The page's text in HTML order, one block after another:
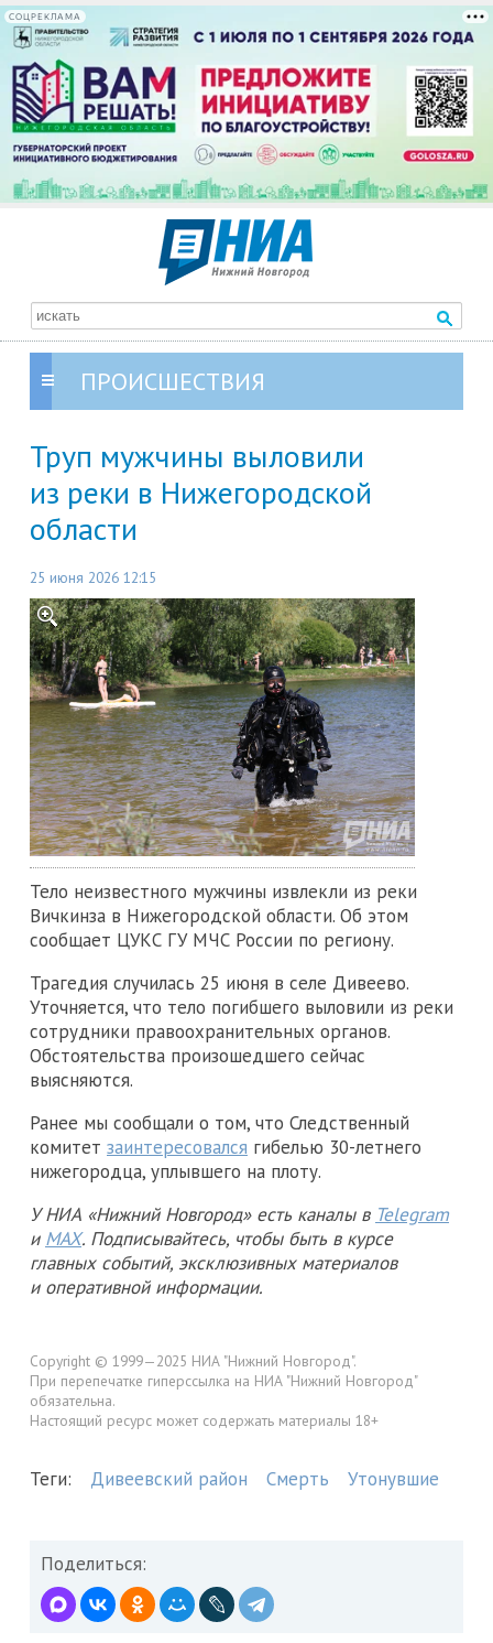
СОЦРЕКЛАМА
ПРОИСШЕСТВИЯ
Труп мужчины выловили
из реки в Нижегородской
области
25 июня 2026 12:15
Тело неизвестного мужчины извлекли из реки
Вичкинза в Нижегородской области. Об этом
сообщает ЦУКС ГУ МЧС России по региону.
Трагедия случилась 25 июня в селе Дивеево.
Уточняется, что тело погибшего выловили из реки
сотрудники правоохранительных органов.
Обстоятельства произошедшего сейчас
выясняются.
Ранее мы сообщали о том, что Следственный
комитет заинтересовался гибелью 30-летнего
нижегородца, уплывшего на плоту.
У НИА «Нижний Новгород» есть каналы в Telegram
и MAX. Подписывайтесь, чтобы быть в курсе
главных событий, эксклюзивных материалов
и оперативной информации.
Copyright © 1999—2025 НИА "Нижний Новгород".
При перепечатке гиперссылка на НИА "Нижний Новгород"
обязательна.
Настоящий ресурс может содержать материалы 18+
Теги: Дивеевский район Смерть Утонувшие
Поделиться: